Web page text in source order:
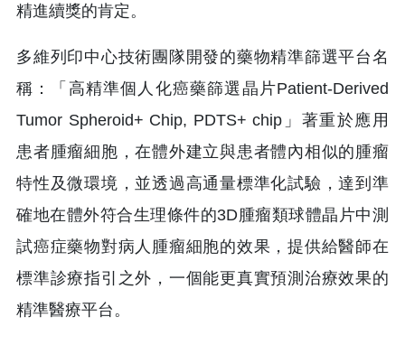
精進續獎的肯定。
多維列印中心技術團隊開發的藥物精準篩選平台名
稱：「高精準個人化癌藥篩選晶片Patient-Derived
Tumor Spheroid+ Chip, PDTS+ chip」著重於應用
患者腫瘤細胞，在體外建立與患者體內相似的腫瘤
特性及微環境，並透過高通量標準化試驗，達到準
確地在體外符合生理條件的3D腫瘤類球體晶片中測
試癌症藥物對病人腫瘤細胞的效果，提供給醫師在
標準診療指引之外，一個能更真實預測治療效果的
精準醫療平台。